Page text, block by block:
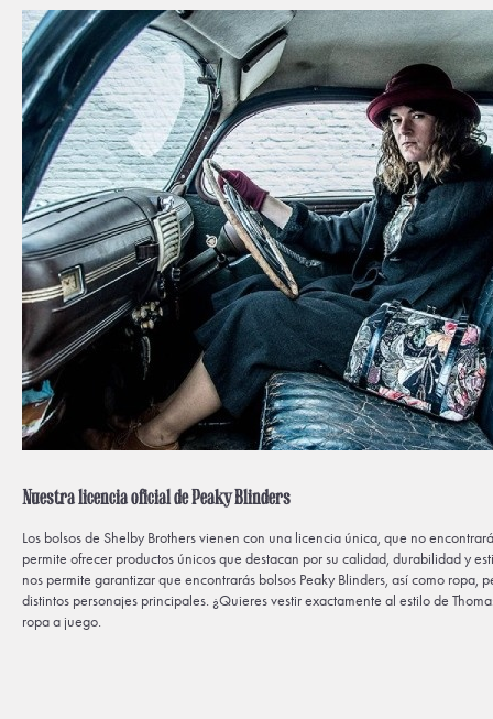
Nuestra licencia oficial de Peaky Blinders
Los bolsos de Shelby Brothers vienen con una licencia única, que no
permite ofrecer productos únicos que destacan por su calidad, durabilidad y
nos permite garantizar que encontrarás bolsos Peaky Blinders, así como ropa,
distintos personajes principales. ¿Quieres vestir exactamente al estilo de
ropa a juego.